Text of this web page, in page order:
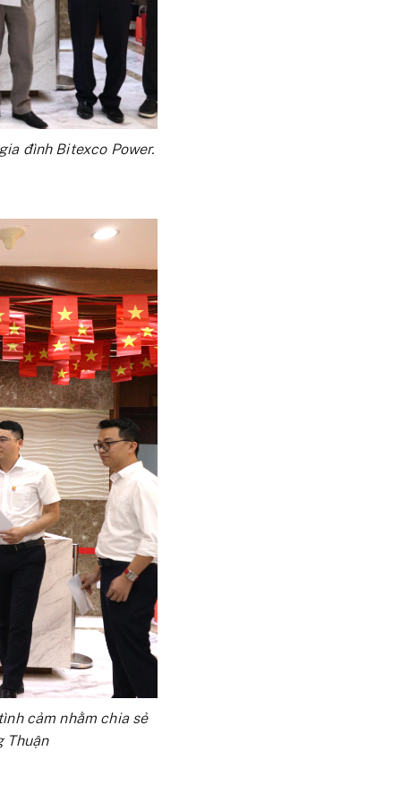
đình Bitexco Power.
cảm nhằm chia sẻ
Thuận